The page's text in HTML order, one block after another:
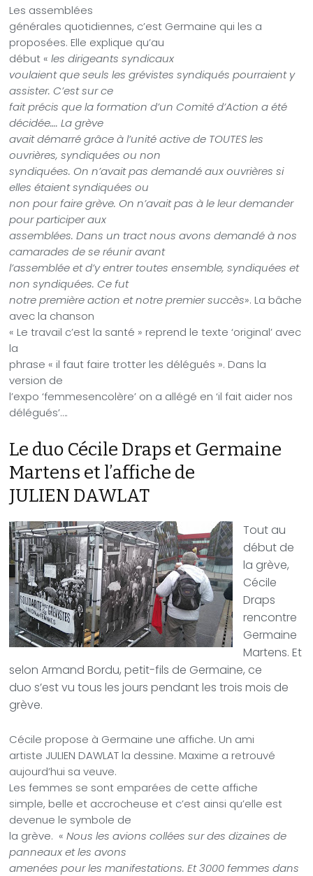
Les assemblées
générales quotidiennes, c’est Germaine qui les a
proposées. Elle explique qu’au
début «les dirigeants syndicaux
voulaient que seuls les grévistes syndiqués pourraient y
assister. C’est sur ce
fait précis que la formation d’un Comité d’Action a été
décidée…. La grève
avait démarré grâce à l’unité active de TOUTES les
ouvrières, syndiquées ou non
syndiquées. On n’avait pas demandé aux ouvrières si
elles étaient syndiquées ou
non pour faire grève. On n’avait pas à le leur demander
pour participer aux
assemblées. Dans un tract nous avons demandé à nos
camarades de se réunir avant
l’assemblée et d’y entrer toutes ensemble, syndiquées et
non syndiquées. Ce fut
notre première action et notre premier succès». La bâche
avec la chanson
« Le travail c’est la santé » reprend le texte ‘original’ avec
la
phrase « il faut faire trotter les délégués ». Dans la
version de
l’expo ‘femmesencolère’ on a allégé en ‘il fait aider nos
délégués’….
Le duo Cécile Draps et Germaine
Martens et l’affiche de
JULIEN DAWLAT
Tout au
début de
la grève,
Cécile
Draps
rencontre
Germaine
Martens. Et
selon Armand Bordu, petit-fils de Germaine, ce
duo s’est vu tous les jours pendant les trois mois de
grève.
Cécile propose à Germaine une affiche. Un ami
artiste JULIEN DAWLAT la dessine. Maxime a retrouvé
aujourd’hui sa veuve.
Les femmes se sont emparées de cette affiche
simple, belle et accrocheuse et c’est ainsi qu’elle est
devenue le symbole de
la grève. «Nous les avions collées sur des dizaines de
panneaux et les avons
amenées pour les manifestations. Et 3000 femmes dans